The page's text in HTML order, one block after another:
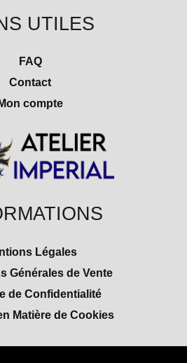
UTILES
FAQ
Contact
compte
Légales
Générales de Vente
de Confidentialité
Matière de Cookies